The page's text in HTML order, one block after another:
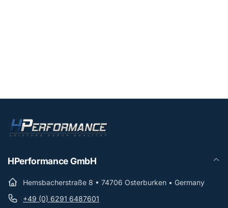
HPerformance GmbH
Hemsbacherstraße 8 • 74706 Osterburken • Germany
+49 (0) 6291 6487601